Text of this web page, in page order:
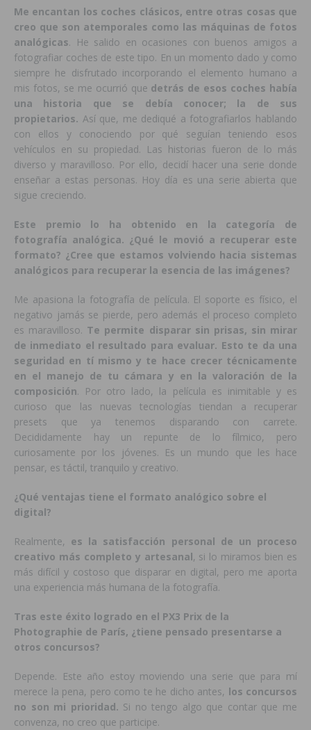
Me encantan los coches clásicos, entre otras cosas que
creo que son atemporales como las máquinas de fotos
analógicas. He salido en ocasiones con buenos amigos a
fotografiar coches de este tipo. En un momento dado y como
siempre he disfrutado incorporando el elemento humano a
mis fotos, se me ocurrió que detrás de esos coches había
una historia que se debía conocer; la de sus
propietarios. Así que, me dediqué a fotografiarlos hablando
con ellos y conociendo por qué seguían teniendo esos
vehículos en su propiedad. Las historias fueron de lo más
diverso y maravilloso. Por ello, decidí hacer una serie donde
enseñar a estas personas. Hoy día es una serie abierta que
sigue creciendo.
Este premio lo ha obtenido en la categoría de
fotografía analógica. ¿Qué le movió a recuperar este
formato? ¿Cree que estamos volviendo hacia sistemas
analógicos para recuperar la esencia de las imágenes?
Me apasiona la fotografía de película. El soporte es físico, el
negativo jamás se pierde, pero además el proceso completo
es maravilloso. Te permite disparar sin prisas, sin mirar
de inmediato el resultado para evaluar. Esto te da una
seguridad en tí mismo y te hace crecer técnicamente
en el manejo de tu cámara y en la valoración de la
composición. Por otro lado, la película es inimitable y es
curioso que las nuevas tecnologías tiendan a recuperar
presets que ya tenemos disparando con carrete.
Decididamente hay un repunte de lo fílmico, pero
curiosamente por los jóvenes. Es un mundo que les hace
pensar, es táctil, tranquilo y creativo.
¿Qué ventajas tiene el formato analógico sobre el
digital?
Realmente, es la satisfacción personal de un proceso
creativo más completo y artesanal, si lo miramos bien es
más difícil y costoso que disparar en digital, pero me aporta
una experiencia más humana de la fotografía.
Tras este éxito logrado en el PX3 Prix de la
Photographie de París, ¿tiene pensado presentarse a
otros concursos?
Depende. Este año estoy moviendo una serie que para mí
merece la pena, pero como te he dicho antes, los concursos
no son mi prioridad. Si no tengo algo que contar que me
convenza, no creo que participe.